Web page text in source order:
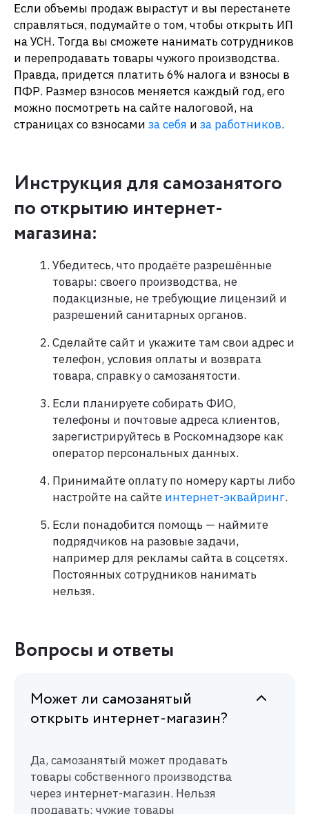
Если объемы продаж вырастут и вы перестанете
справляться, подумайте о том, чтобы открыть ИП
на УСН. Тогда вы сможете нанимать сотрудников
и перепродавать товары чужого производства.
Правда, придется платить 6% налога и взносы в
ПФР. Размер взносов меняется каждый год, его
можно посмотреть на сайте налоговой, на
страницах со взносами за себя и за работников.
Инструкция для самозанятого
по открытию интернет-
магазина:
Убедитесь, что продаёте разрешённые
товары: своего производства, не
подакцизные, не требующие лицензий и
разрешений санитарных органов.
Сделайте сайт и укажите там свои адрес и
телефон, условия оплаты и возврата
товара, справку о самозанятости.
Если планируете собирать ФИО,
телефоны и почтовые адреса клиентов,
зарегистрируйтесь в Роскомнадзоре как
оператор персональных данных.
Принимайте оплату по номеру карты либо
настройте на сайте интернет-эквайринг.
Если понадобится помощь — наймите
подрядчиков на разовые задачи,
например для рекламы сайта в соцсетях.
Постоянных сотрудников нанимать
нельзя.
Вопросы и ответы
Может ли самозанятый
открыть интернет-магазин?
Да, самозанятый может продавать
товары собственного производства
через интернет-магазин. Нельзя
продавать: чужие товары